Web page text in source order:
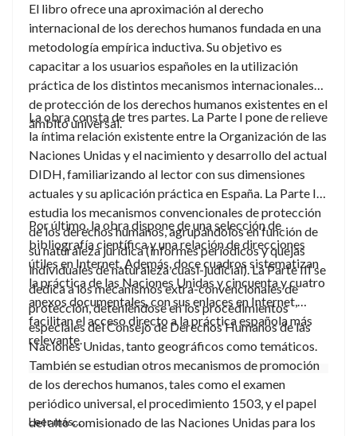
judiciales y arbitrales, un centenar largo de tratados,
otro centenar de legislaciones nacionales de Estados y
entidades territoriales de los cinco continentes, y
varios litigios judiciales de derecho interno. Con todo
ello, se alumbran posibles precedentes jurídicos de un
sector del derecho internacional que reenvía a la
geografía, sin rehacerla.
El libro ofrece una aproximación al derecho
internacional de los derechos humanos fundada en una
metodología empírica inductiva. Su objetivo es
capacitar a los usuarios españoles en la utilización
práctica de los distintos mecanismos internacionales
de protección de los derechos humanos existentes en el
ámbito universal.
La obra consta de tres partes. La Parte I pone de relieve
la íntima relación existente entre la Organización de las
Naciones Unidas y el nacimiento y desarrollo del actual
DIDH, familiarizando al lector con sus dimensiones
actuales y su aplicación práctica en España. La Parte II
estudia los mecanismos convencionales de protección
de los derechos humanos, agrupándolos en función de
su naturaleza jurídica (informes periódicos y quejas
individuales de naturaleza cuasi-judicial). La Parte III se
dedica a los mecanismos extra-convencionales de
protección, deteniéndose en los procedimientos
especiales del Consejo de Derechos Humanos de las
Naciones Unidas, tanto geográficos como temáticos.
También se estudian otros mecanismos de promoción
de los derechos humanos, tales como el examen
periódico universal, el procedimiento 1503, y el papel
del alto comisionado de las Naciones Unidas para los
Por último, la obra dispone de una selección de
bibliografía científica y una relación de direcciones
útiles en Internet. Además, doce cuadros sistematizan
la práctica de las Naciones Unidas y cincuenta y cuatro
anexos documentales, con sus enlaces en Internet,
facilitan el acceso directo a la práctica española más
relevante.
Leer más…